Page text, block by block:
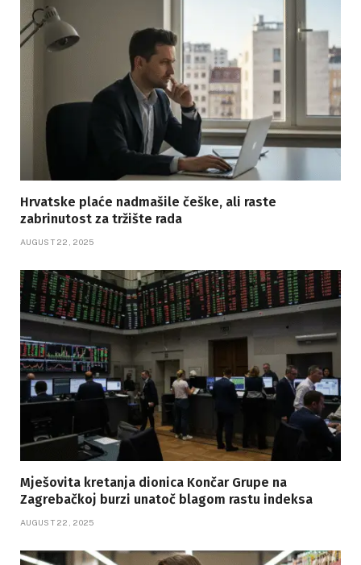
Hrvatske plaće nadmašile češke, ali raste
zabrinutost za tržište rada
AUGUST 22, 2025
Mješovita kretanja dionica Končar Grupe na
Zagrebačkoj burzi unatoč blagom rastu indeksa
AUGUST 22, 2025